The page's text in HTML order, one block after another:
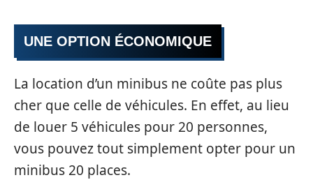
UNE OPTION ÉCONOMIQUE
La location d’un minibus ne coûte pas plus
cher que celle de véhicules. En effet, au lieu
de louer 5 véhicules pour 20 personnes,
vous pouvez tout simplement opter pour un
minibus 20 places.